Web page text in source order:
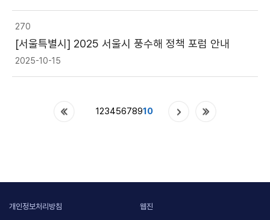
270
[서울특별시] 2025 서울시 풍수해 정책 포럼 안내
2025-10-15
12345678910
개인정보처리방침 웹진